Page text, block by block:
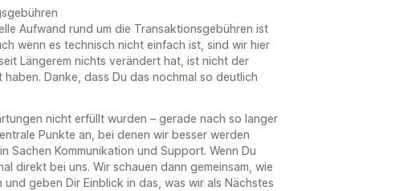
Aufwand rund um die Transaktionsgebühren ist
wenn es technisch nicht einfach ist, sind wir hier
Längerem nichts verändert hat, ist nicht der
Danke, dass Du das nochmal so deutlich
nicht erfüllt wurden – gerade nach so langer
Punkte an, bei denen wir besser werden
Sachen Kommunikation und Support. Wenn Du
direkt bei uns. Wir schauen dann gemeinsam, wie
geben Dir Einblick in das, was wir als Nächstes